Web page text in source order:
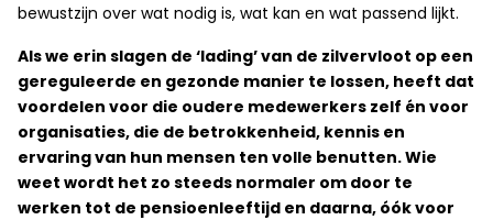
bewustzijn over wat nodig is, wat kan en wat passend lijkt.
Als we erin slagen de ‘lading’ van de zilvervloot op een
gereguleerde en gezonde manier te lossen, heeft dat
voordelen voor die oudere medewerkers zelf én voor
organisaties, die de betrokkenheid, kennis en
ervaring van hun mensen ten volle benutten. Wie
weet wordt het zo steeds normaler om door te
werken tot de pensioenleeftijd en daarna, óók voor